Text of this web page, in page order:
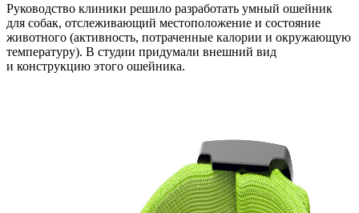
Руководство клиники решило разработать умный ошейник
для собак, отслеживающий местоположение и состояние
животного (активность, потраченные калории и окружающую
температуру). В студии придумали внешний вид
и конструкцию этого ошейника.